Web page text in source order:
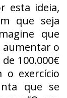
esta ideia,
que seja
que
aumentar o
100.000€
o exercício
que se